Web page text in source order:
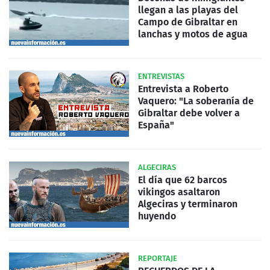
llegan a las playas del
Campo de Gibraltar en
lanchas y motos de agua
ENTREVISTAS
Entrevista a Roberto
Vaquero: "La soberanía de
Gibraltar debe volver a
España"
ALGECIRAS
El día que 62 barcos
vikingos asaltaron
Algeciras y terminaron
huyendo
REPORTAJE